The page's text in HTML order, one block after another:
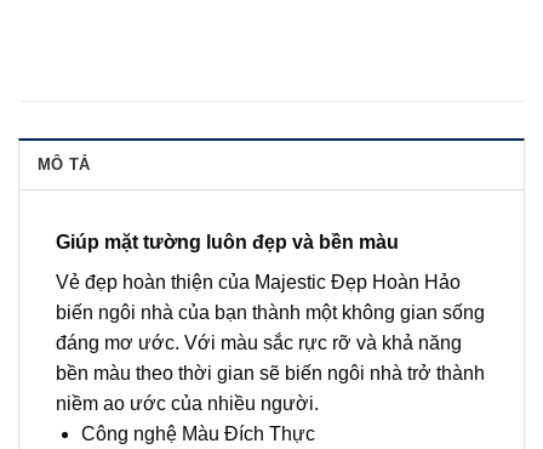
MÔ TẢ
Giúp mặt tường luôn đẹp và bền màu
Vẻ đẹp hoàn thiện của Majestic Đẹp Hoàn Hảo
biến ngôi nhà của bạn thành một không gian sống
đáng mơ ước. Với màu sắc rực rỡ và khả năng
bền màu theo thời gian sẽ biến ngôi nhà trở thành
niềm ao ước của nhiều người.
Công nghệ Màu Đích Thực